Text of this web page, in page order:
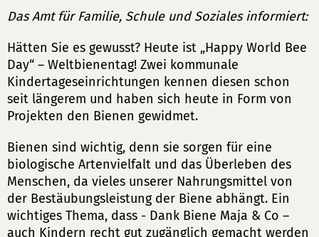
Das Amt für Familie, Schule und Soziales informiert:
Hätten Sie es gewusst? Heute ist „Happy World Bee
Day“ – Weltbienentag! Zwei kommunale
Kindertageseinrichtungen kennen diesen schon
seit längerem und haben sich heute in Form von
Projekten den Bienen gewidmet.
Bienen sind wichtig, denn sie sorgen für eine
biologische Artenvielfalt und das Überleben des
Menschen, da vieles unserer Nahrungsmittel von
der Bestäubungsleistung der Biene abhängt. Ein
wichtiges Thema, dass - Dank Biene Maja & Co –
auch Kindern recht gut zugänglich gemacht werden